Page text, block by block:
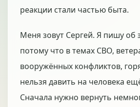
реакции стали частью быта.
Меня зовут Сергей. Я пишу об
потому что в темах СВО,
вооружённых конфликтов,
нельзя давить на человека
Сначала нужно вернуть